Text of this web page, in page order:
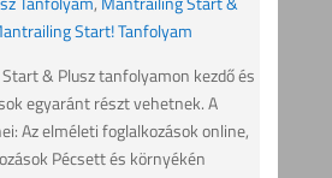
Bővebben...